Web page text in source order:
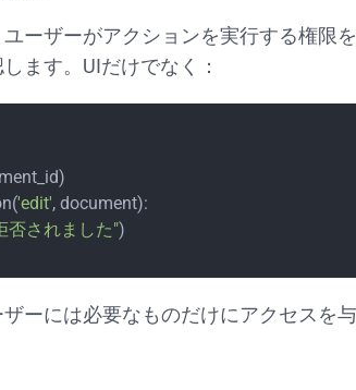
ユーザーがアクションを実行する権限
ます。UIだけでなく：
'edit', document):
否されました")
ーには必要なものだけにアクセスを